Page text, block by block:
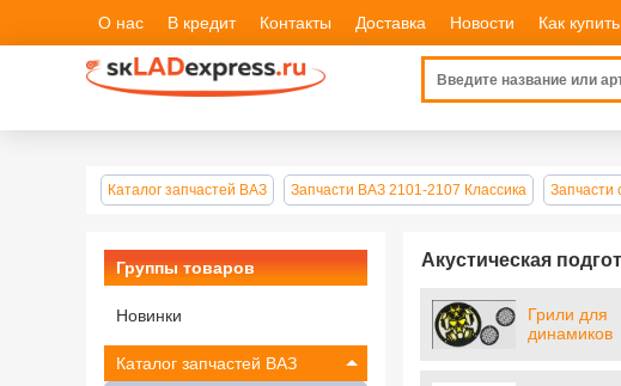
О нас В кредит Контакты Доставка Новости Как купить
Каталог запчастей ВАЗ Запчасти ВАЗ 2101-2107 Классика Запчасти
Группы товаров
Новинки
Каталог запчастей ВАЗ
Акустическая
Грили для
динамиков